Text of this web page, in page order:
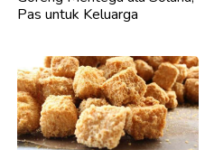
Pas untuk Keluarga